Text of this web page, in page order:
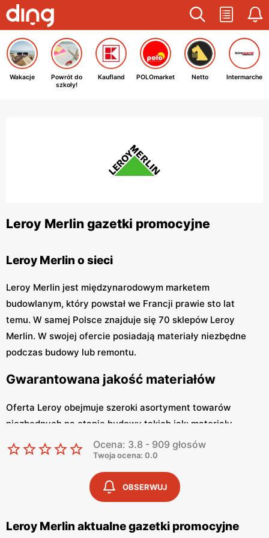
Wakacje
Powrót do
szkoły!
Kaufland POLOmarket Netto Intermarche
Leroy Merlin gazetki promocyjne
Leroy Merlin o sieci
Leroy Merlin jest międzynarodowym marketem
budowlanym, który powstał we Francji prawie sto lat
temu. W samej Polsce znajduje się 70 sklepów Leroy
Merlin. W swojej ofercie posiadają materiały niezbędne
podczas budowy lub remontu.
Gwarantowana jakość materiałów
Oferta Leroy obejmuje szeroki asortyment towarów
niezbędnych na etapie budowy takich jak: materiały
budowlane, izolacje budynków, dachy i akcesoria,
ogrzewanie, konstrukcje drewniane i metalowe, materiały
wykończeniowe, okna i drzwi, ogrodzenia i bramy,
narzędzia budowlane, hydraulika. Korzystając z
materiałów niezbędnych przy projektowaniu wnętrza i
jego wyposażaniu, możemy przejrzeć projekty łazienki
Ocena: 3.8 - 909 głosów
Twoja ocena: 0.0
OBSERWUJ
Leroy Merlin aktualne gazetki promocyjne